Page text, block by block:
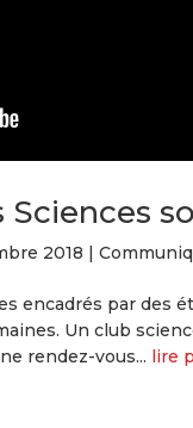
2018
encadrés par des
Un club
rendez-vous... lire